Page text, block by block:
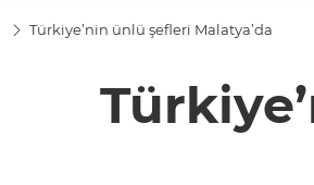
Türkiye’nin ünlü şefleri Malatya’da